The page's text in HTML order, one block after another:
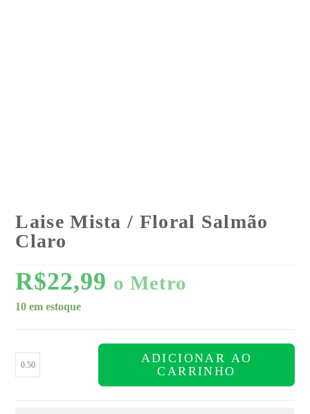
Laise Mista / Floral Salmão
Claro
R$22,99 o Metro
10 em estoque
ADICIONAR AO
CARRINHO